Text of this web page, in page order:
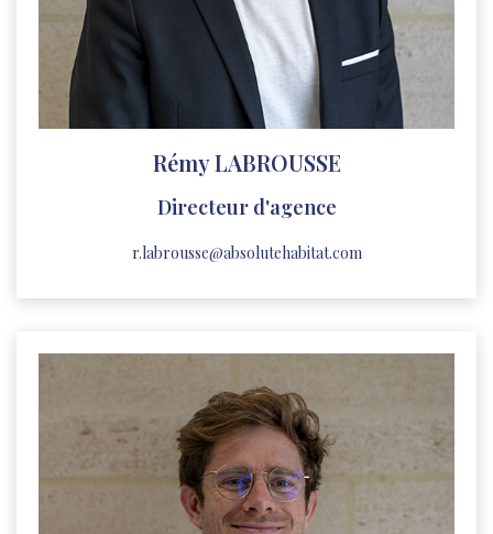
Rémy LABROUSSE
Directeur d'agence
r.labrousse@absolutehabitat.com